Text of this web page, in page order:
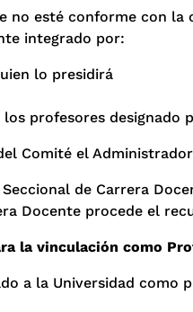
no esté conforme con
integrado por:
lo presidirá
profesores designado
Comité el
de Carrera
Docente procede el
la vinculación como
a la Universidad